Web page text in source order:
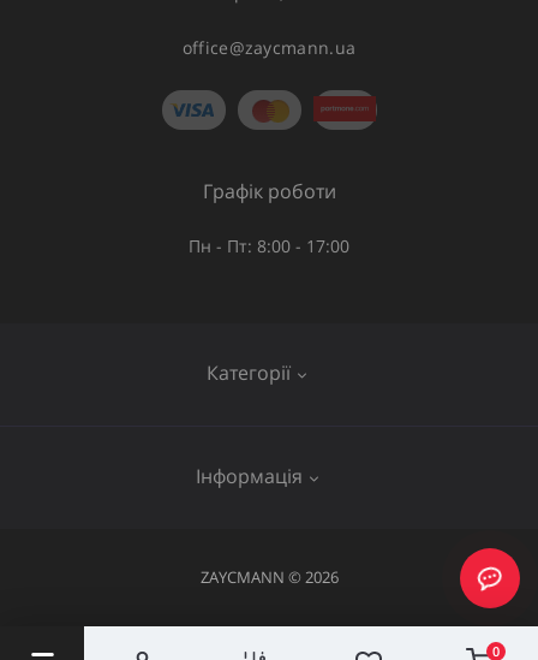
0
office@zaycmann.ua
Категорії
Інформація
Послуги
Повернення та обмін
Графік роботи
Пн - Пт: 8:00 - 17:00
ZAYCMANN © 2026